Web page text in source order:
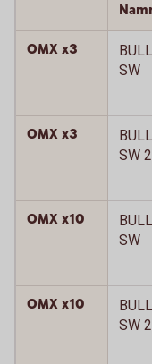
OMX x3
SW
OMX x3
SW 2
OMX x10
SW
OMX x10
SW 2